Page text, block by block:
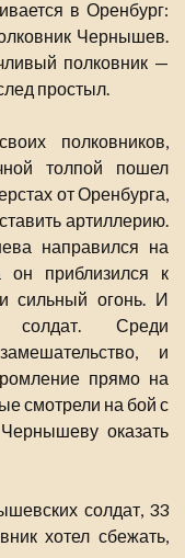
в Оренбург:
Чернышев.
полковник —
простыл.
полковников,
толпой пошел
от Оренбурга,
артиллерию.
направился на
он приблизился к
сильный огонь. И
солдат. Среди
и
прямо на
смотрели на бой с
оказать
солдат, 33
хотел сбежать,